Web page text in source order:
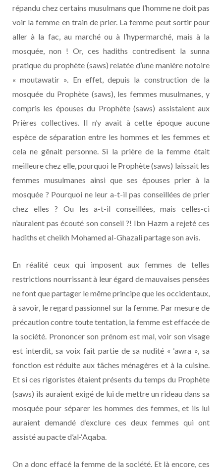
répandu chez certains musulmans que l’homme ne doit pas
voir la femme en train de prier. La femme peut sortir pour
aller à la fac, au marché ou à l’hypermarché, mais à la
mosquée, non ! Or, ces hadiths contredisent la sunna
pratique du prophète (saws) relatée d’une manière notoire
« moutawatir ». En effet, depuis la construction de la
mosquée du Prophète (saws), les femmes musulmanes, y
compris les épouses du Prophète (saws) assistaient aux
Prières collectives. Il n’y avait à cette époque aucune
espèce de séparation entre les hommes et les femmes et
cela ne gênait personne. Si la prière de la femme était
meilleure chez elle, pourquoi le Prophète (saws) laissait les
femmes musulmanes ainsi que ses épouses prier à la
mosquée ? Pourquoi ne leur a-t-il pas conseillées de prier
chez elles ? Ou les a-t-il conseillées, mais celles-ci
n’auraient pas écouté son conseil ?! Ibn Hazm a rejeté ces
hadiths et cheikh Mohamed al-Ghazali partage son avis.
En réalité ceux qui imposent aux femmes de telles
restrictions nourrissant à leur égard de mauvaises pensées
ne font que partager le même principe que les occidentaux,
à savoir, le regard passionnel sur la femme. Par mesure de
précaution contre toute tentation, la femme est effacée de
la société. Prononcer son prénom est mal, voir son visage
est interdit, sa voix fait partie de sa nudité « ‘awra », sa
fonction est réduite aux tâches ménagères et à la cuisine.
Et si ces rigoristes étaient présents du temps du Prophète
(saws) ils auraient exigé de lui de mettre un rideau dans sa
mosquée pour séparer les hommes des femmes, et ils lui
auraient demandé d’exclure ces deux femmes qui ont
assisté au pacte d’al-‘Aqaba.
On a donc effacé la femme de la société. Et là encore, ces